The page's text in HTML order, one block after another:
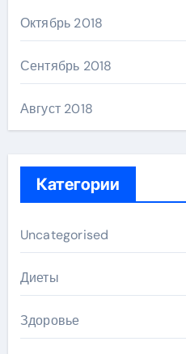
Октябрь 2018
Сентябрь 2018
Август 2018
Категории
Uncategorised
Диеты
Здоровье